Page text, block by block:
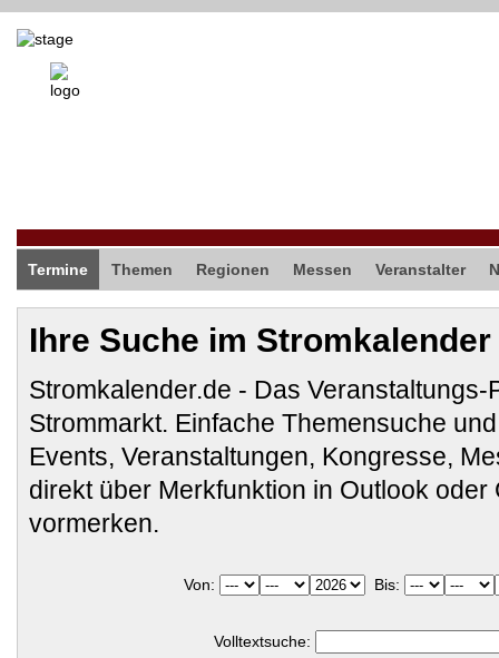
Termine Themen Regionen Messen Veranstalter
Ihre Suche im Stromkalender
Stromkalender.de - Das Veranstaltungs-
Strommarkt. Einfache Themensuche
Events, Veranstaltungen, Kongresse,
direkt über Merkfunktion in Outlook oder
vormerken.
Von: Bis:
Volltextsuche: